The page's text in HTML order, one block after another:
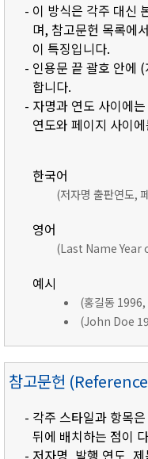
- 이 방식은 각주 대신
며, 참고문헌 목록에
이 특징입니다.
- 인용문 끝 괄호 안에
합니다.
- 자명과 연도 사이에
연도와 페이지 사이
한국어
(저자명 출판연도,
영어
(Last Name
예시
(홍길동
(John Doe
참고문헌
- 각주 스타일과 항목
뒤에 배치하는 점이